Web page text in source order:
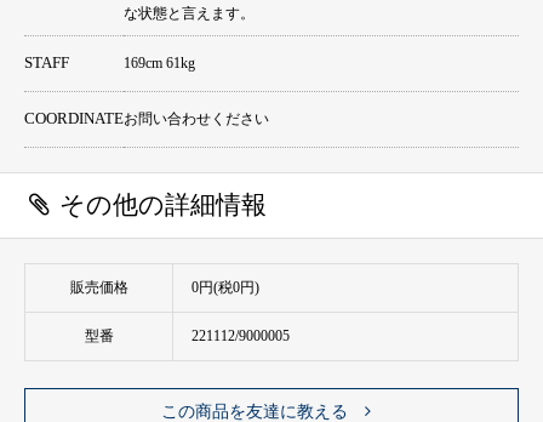
な状態と言えます。
STAFF 169cm 61kg
COORDINATEお問い合わせください
その他の詳細情報
販売価格 0円(税0円)
型番 221112/9000005
この商品を友達に教える